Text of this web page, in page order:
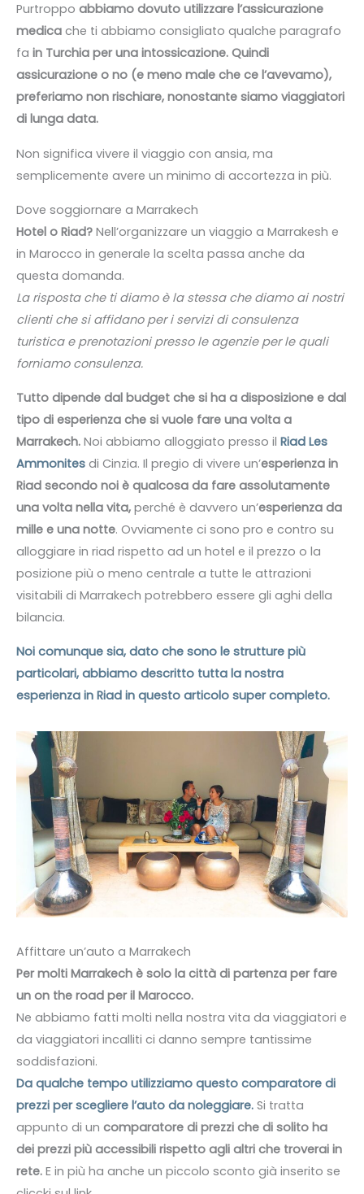
Purtroppo abbiamo dovuto utilizzare l’assicurazione
medica che ti abbiamo consigliato qualche paragrafo
fa in Turchia per una intossicazione. Quindi
assicurazione o no (e meno male che ce l’avevamo),
preferiamo non rischiare, nonostante siamo viaggiatori
di lunga data.
Non significa vivere il viaggio con ansia, ma
semplicemente avere un minimo di accortezza in più.
Dove soggiornare a Marrakech
Hotel o Riad? Nell’organizzare un viaggio a Marrakesh e
in Marocco in generale la scelta passa anche da
questa domanda.
La risposta che ti diamo è la stessa che diamo ai nostri
clienti che si affidano per i servizi di consulenza
turistica e prenotazioni presso le agenzie per le quali
forniamo consulenza.
Tutto dipende dal budget che si ha a disposizione e dal
tipo di esperienza che si vuole fare una volta a
Marrakech. Noi abbiamo alloggiato presso il Riad Les
Ammonites di Cinzia. Il pregio di vivere un’esperienza in
Riad secondo noi è qualcosa da fare assolutamente
una volta nella vita, perché è davvero un’esperienza da
mille e una notte. Ovviamente ci sono pro e contro su
alloggiare in riad rispetto ad un hotel e il prezzo o la
posizione più o meno centrale a tutte le attrazioni
visitabili di Marrakech potrebbero essere gli aghi della
bilancia.
Noi comunque sia, dato che sono le strutture più
particolari, abbiamo descritto tutta la nostra
esperienza in Riad in questo articolo super completo.
Affittare un’auto a Marrakech
Per molti Marrakech è solo la città di partenza per fare
un on the road per il Marocco.
Ne abbiamo fatti molti nella nostra vita da viaggiatori e
da viaggiatori incalliti ci danno sempre tantissime
soddisfazioni.
Da qualche tempo utilizziamo questo comparatore di
prezzi per scegliere l’auto da noleggiare. Si tratta
appunto di un comparatore di prezzi che di solito ha
dei prezzi più accessibili rispetto agli altri che troverai in
rete. E in più ha anche un piccolo sconto già inserito se